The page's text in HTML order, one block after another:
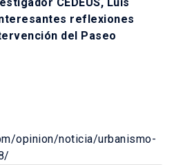
reflexiones
del Paseo
opinion/noticia/urbanismo-